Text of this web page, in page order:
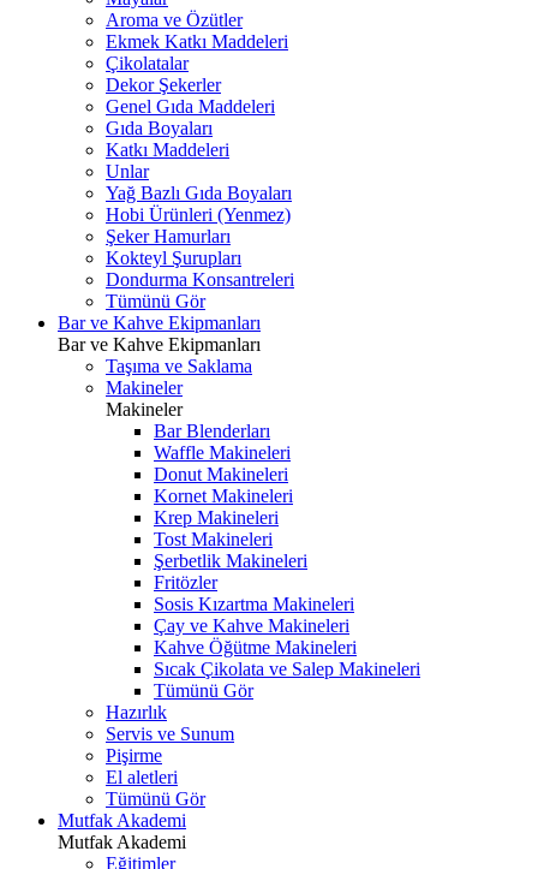
Aroma ve Özütler
Ekmek Katkı Maddeleri
Çikolatalar
Dekor Şekerler
Genel Gıda Maddeleri
Gıda Boyaları
Katkı Maddeleri
Unlar
Yağ Bazlı Gıda Boyaları
Hobi Ürünleri (Yenmez)
Şeker Hamurları
Kokteyl Şurupları
Dondurma Konsantreleri
Tümünü Gör
Bar ve Kahve Ekipmanları
Bar ve Kahve Ekipmanları
Taşıma ve Saklama
Makineler
Makineler
Bar Blenderları
Waffle Makineleri
Donut Makineleri
Kornet Makineleri
Krep Makineleri
Tost Makineleri
Şerbetlik Makineleri
Fritözler
Sosis Kızartma Makineleri
Çay ve Kahve Makineleri
Kahve Öğütme Makineleri
Sıcak Çikolata ve Salep Makineleri
Tümünü Gör
Hazırlık
Servis ve Sunum
Pişirme
El aletleri
Tümünü Gör
Mutfak Akademi
Mutfak Akademi
Eğitimler